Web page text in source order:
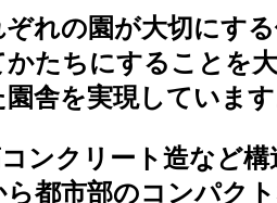
れの園が大切にす
たちにすることを
舎を実現しています
ンクリート造など
都市部のコンパク